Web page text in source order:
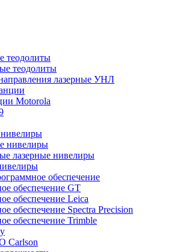
теодолиты
теодолиты
лазерные УНЛ
Motorola
нивелиры
лазерные нивелиры
обеспечение
обеспечение GT
обеспечение Leica
обеспечение Spectra Precision
обеспечение Trimble
Carlson